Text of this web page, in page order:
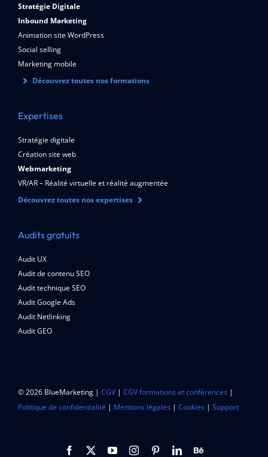
Stratégie Digitale
Inbound Marketing
Animation site WordPress
Social selling
Marketing mobile
Découvrez toutes nos formations
Expertises
Stratégie digitale
Création site web
Webmarketing
VR/AR – Réalité virtuelle et réalité augmentée
Découvrez toutes nos expertises
Audits gratuits
Audit UX
Audit de contenu SEO
Audit technique SEO
Audit Google Ads
Audit Netlinking
Audit GEO
© 2026 BlueMarketing | CGV| CGV formations et conférences|
Politique de confidentialité | Mentions légales| Cookies| Support